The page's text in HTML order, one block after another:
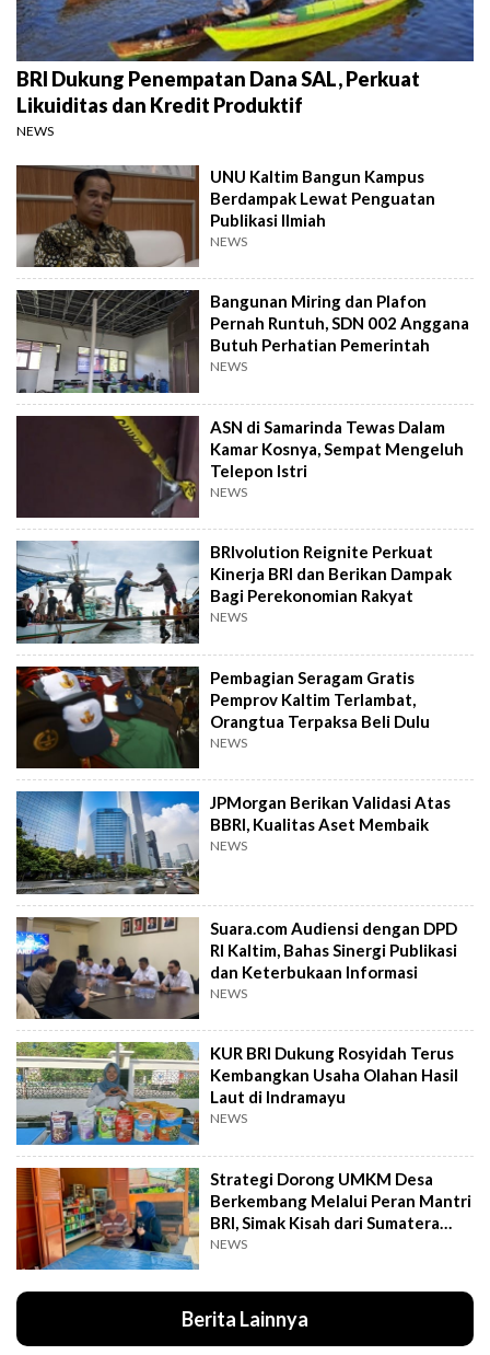
BRI Dukung Penempatan Dana SAL, Perkuat
Likuiditas dan Kredit Produktif
NEWS
UNU Kaltim Bangun Kampus
Berdampak Lewat Penguatan
Publikasi Ilmiah
NEWS
Bangunan Miring dan Plafon
Pernah Runtuh, SDN 002 Anggana
Butuh Perhatian Pemerintah
NEWS
ASN di Samarinda Tewas Dalam
Kamar Kosnya, Sempat Mengeluh
Telepon Istri
NEWS
BRIvolution Reignite Perkuat
Kinerja BRI dan Berikan Dampak
Bagi Perekonomian Rakyat
NEWS
Pembagian Seragam Gratis
Pemprov Kaltim Terlambat,
Orangtua Terpaksa Beli Dulu
NEWS
JPMorgan Berikan Validasi Atas
BBRI, Kualitas Aset Membaik
NEWS
Suara.com Audiensi dengan DPD
RI Kaltim, Bahas Sinergi Publikasi
dan Keterbukaan Informasi
NEWS
KUR BRI Dukung Rosyidah Terus
Kembangkan Usaha Olahan Hasil
Laut di Indramayu
NEWS
Strategi Dorong UMKM Desa
Berkembang Melalui Peran Mantri
BRI, Simak Kisah dari Sumatera
Utara Ini
NEWS
Berita Lainnya